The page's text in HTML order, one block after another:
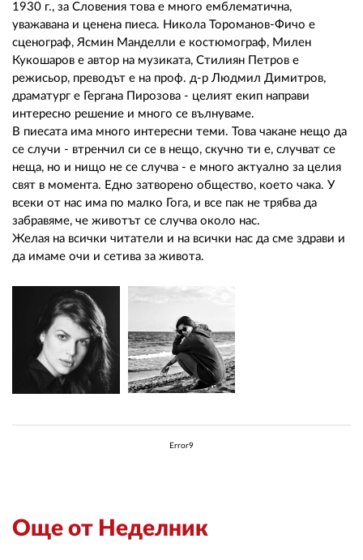
1930 г., за Словения това е много емблематична,
уважавана и ценена пиеса. Никола Тороманов-Фичо е
сценограф, Ясмин Манделли е костюмограф, Милен
Кукошаров е автор на музиката, Стилиян Петров е
режисьор, преводът е на проф. д-р Людмил Димитров,
драматург е Гергана Пирозова - целият екип направи
интересно решение и много се вълнуваме.
В пиесата има много интересни теми. Това чакане нещо да
се случи - втренчил си се в нещо, скучно ти е, случват се
неща, но и нищо не се случва - е много актуално за целия
свят в момента. Едно затворено общество, което чака. У
всеки от нас има по малко Гога, и все пак не трябва да
забравяме, че животът се случва около нас.
Желая на всички читатели и на всички нас да сме здрави и
да имаме очи и сетива за живота.
Error9
Още от Неделник